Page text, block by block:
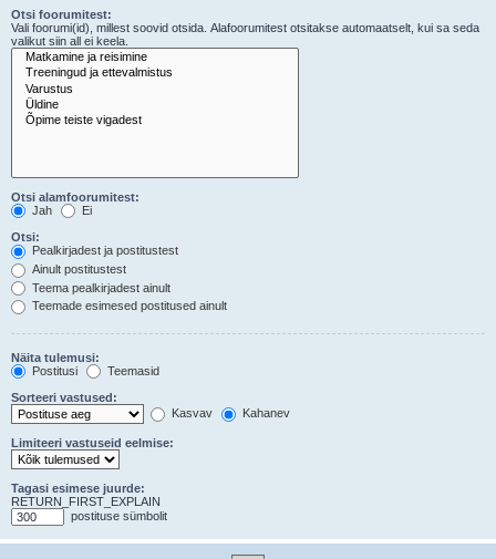
Otsi foorumitest:
Vali foorumi(id), millest soovid otsida. Alafoorumitest otsitakse automaatselt, kui sa seda
valikut siin all ei keela.
Otsi alamfoorumitest:
Jah
Ei
Otsi:
Pealkirjadest ja postitustest
Ainult postitustest
Teema pealkirjadest ainult
Teemade esimesed postitused ainult
Näita tulemusi:
Postitusi
Teemasid
Sorteeri vastused:
Kasvav
Kahanev
Limiteeri vastuseid eelmise:
Tagasi esimese juurde:
RETURN_FIRST_EXPLAIN
postituse sümbolit